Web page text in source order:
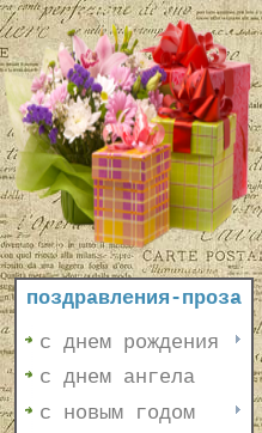
поздравления-проза
с днем рождения
с днем ангела
с новым годом